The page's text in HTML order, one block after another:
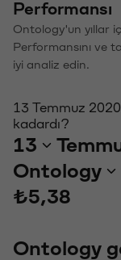
Performansı
Ontology'un yıllar
Performansını ve
iyi analiz edin.
13 Temmuz
kadardı?
13
Ontology
₺5,38
Ontology